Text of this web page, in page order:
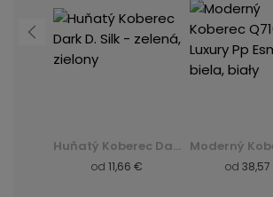
Huňatý Koberec Dark D. Silk - zelená, zielony
od11,66 € od38,57 €